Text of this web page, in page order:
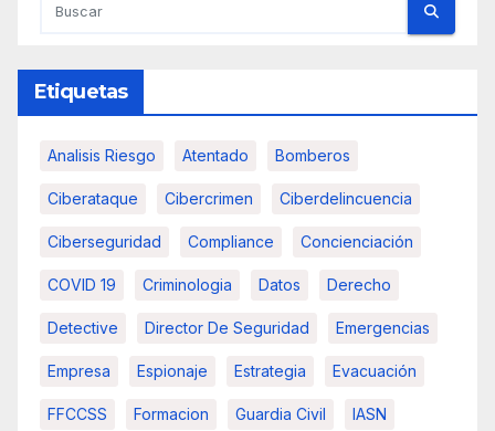
Etiquetas
Analisis Riesgo Atentado Bomberos
Ciberataque Cibercrimen Ciberdelincuencia
Ciberseguridad Compliance Concienciación
COVID 19 Criminologia Datos Derecho
Detective Director De Seguridad Emergencias
Empresa Espionaje Estrategia Evacuación
FFCCSS Formacion Guardia Civil IASN